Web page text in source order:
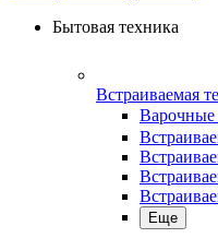
Бытовая техника
Встраиваемая
Варочные
Еще